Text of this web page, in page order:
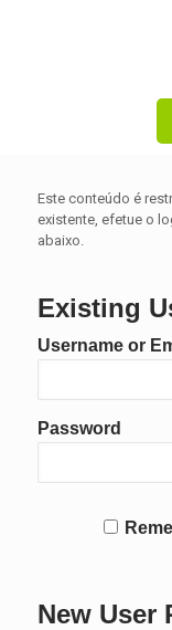
Este conteúdo é
existente, efetue o
abaixo.
Existing
Username or
Password
New User